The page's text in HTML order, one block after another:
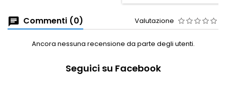
Commenti (0) Valutazione
Ancora nessuna recensione da parte degli utenti.
Seguici su Facebook